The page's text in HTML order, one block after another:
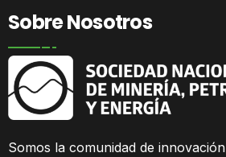
Sobre Nosotros
Somos la comunidad de